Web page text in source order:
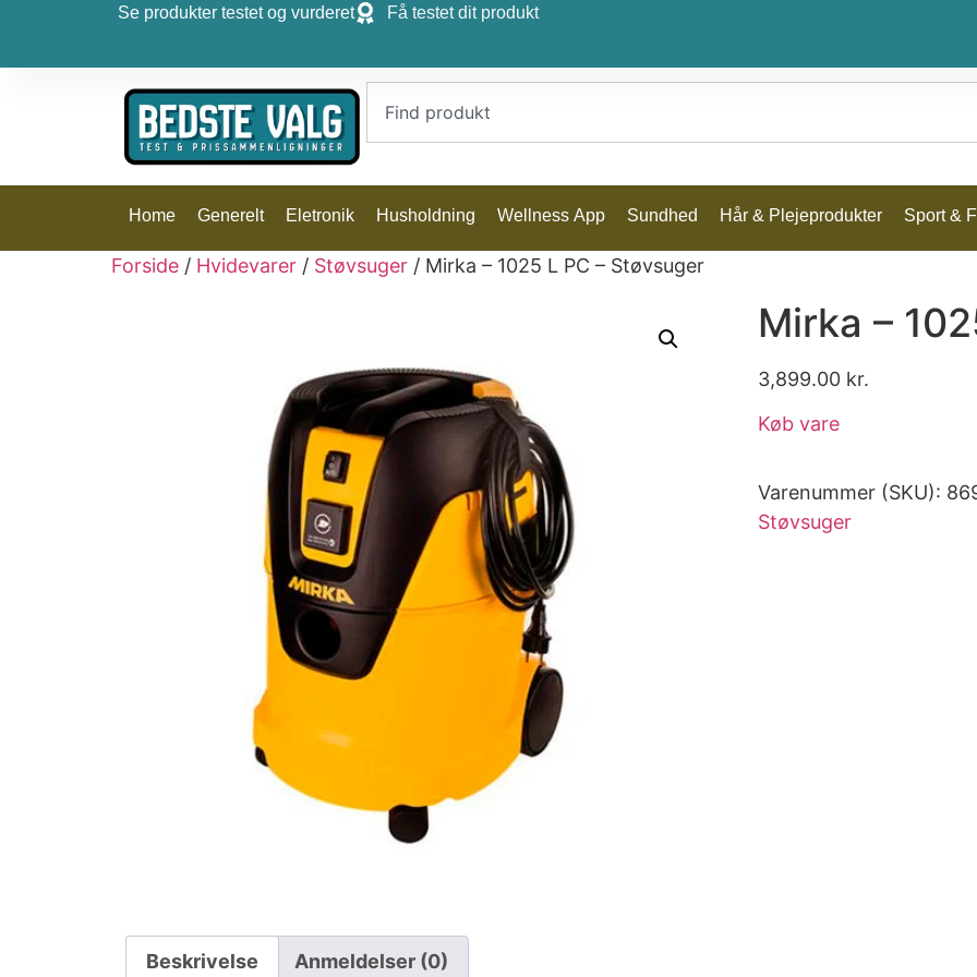
Se produkter testet og vurderet Få testet dit produkt
Home Generelt Eletronik Husholdning Wellness App Sundhed Hår & Plejeprodukter Sport &
Forside / Hvidevarer / Støvsuger / Mirka – 1025 L PC – Støvsuger
Mirka –
3,899.00 kr.
Køb vare
Varenummer (SKU):
Støvsuger
Beskrivelse Anmeldelser (0)